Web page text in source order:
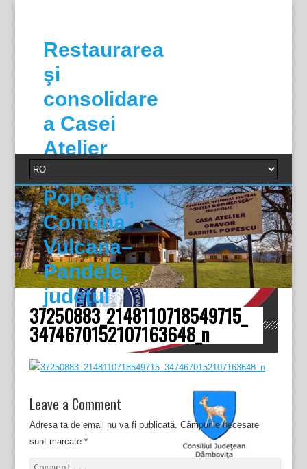
Restaurarea
şi
consolidare
a Casei
Atelier
Gabriel
Popescu,
Comuna
Vulcana–
Pandele,
judeţul
Dâmboviţa
37250883_2148110718549715_
3474670152107163648_n
Leave a Comment
Adresa ta de email nu va fi publicată. Câmpurile necesare
sunt marcate *